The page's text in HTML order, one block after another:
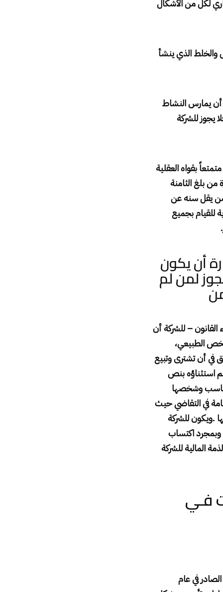
لكل من الأشكال
والخلط الذي ينشأ
يمارس النشاط
يجوز للشركة
بقواه العقلية
بلغ الثامنة
يقل سنه عن
للقيام بجميع
.
أن يكون
لمن لم
– للشركة أن
الطبيعي،
في أن تشترى وتبيع
استثناؤه بنص
وشخصها
في التقاضي حيث
.ويكون للشركة
وبمجرد اكتساب
المالية للشركة
فـي
التجارة الصادر في عام